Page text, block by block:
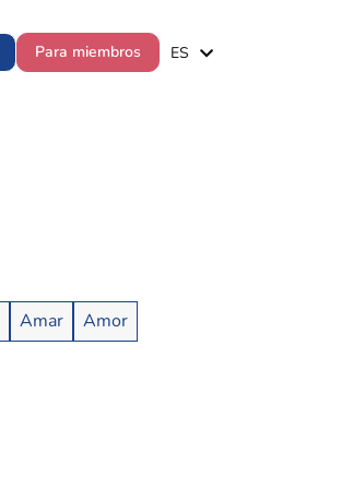
Para miembros ES
PT
Amar
Amor